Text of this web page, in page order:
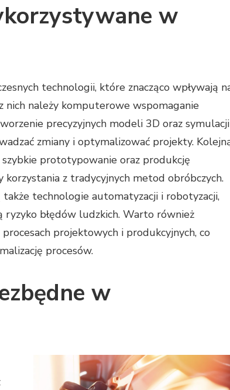
w
technologii, które znacząco wpływają
nich należy komputerowe wspomaganie
precyzyjnych modeli 3D oraz symulacji
zmiany i optymalizować projekty.
prototypowanie oraz produkcję
z tradycyjnych metod obróbczych.
technologie automatyzacji i robotyzacji,
błędów ludzkich. Warto również
projektowych i produkcyjnych, co
procesów.
w